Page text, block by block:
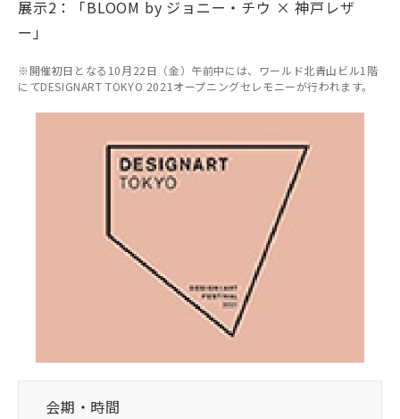
展示2：「BLOOM by ジョニー・チウ × 神戸レザ
ー」
※開催初日となる10月22日（金）午前中には、ワールド北青山ビル1階
にてDESIGNART TOKYO 2021オープニングセレモニーが行われます。
会期・時間